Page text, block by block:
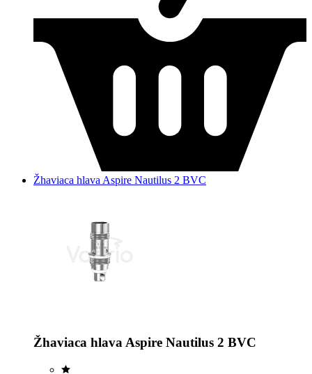
Žhaviaca hlava Aspire Nautilus 2 BVC
Žhaviaca hlava Aspire Nautilus 2 BVC